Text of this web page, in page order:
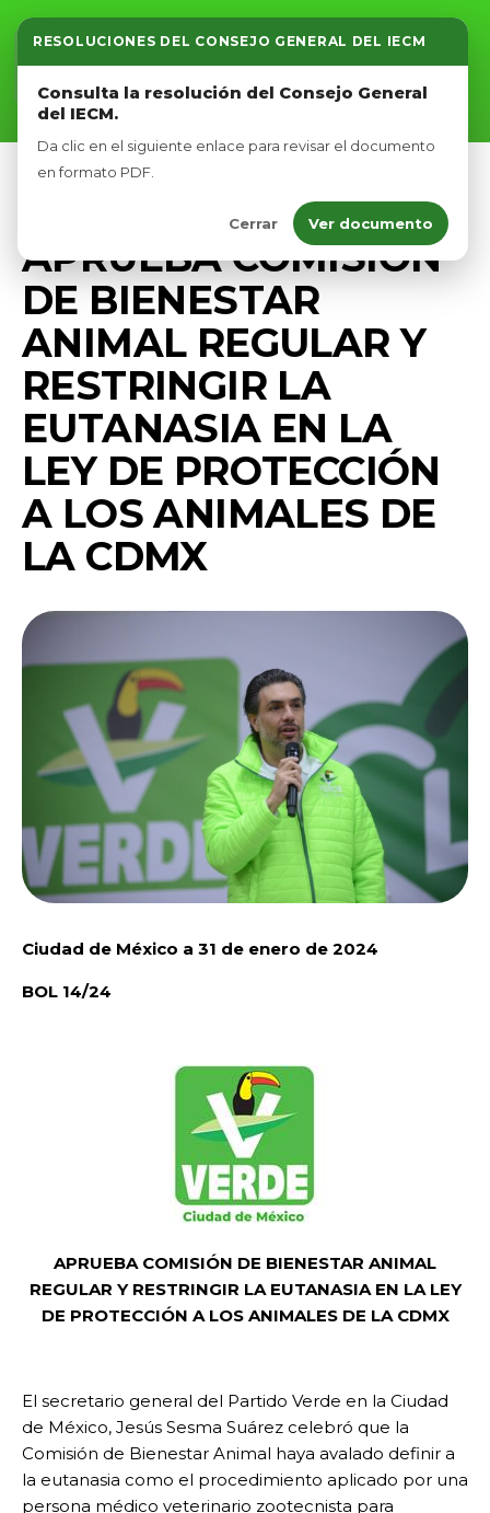
RESOLUCIONES DEL CONSEJO GENERAL DEL IECM
Consulta la resolución del Consejo General
del IECM.
Da clic en el siguiente enlace para revisar el documento
en formato PDF.
Cerrar Ver documento
Inicio
Nosotros
Afíliate
PRENSA
APRUEBA COMISIÓN
DE BIENESTAR
ANIMAL REGULAR Y
RESTRINGIR LA
EUTANASIA EN LA
LEY DE PROTECCIÓN
A LOS ANIMALES DE
LA CDMX
Ciudad de México a 31 de enero de 2024
BOL 14/24
APRUEBA COMISIÓN DE BIENESTAR ANIMAL
REGULAR Y RESTRINGIR LA EUTANASIA EN LA LEY
DE PROTECCIÓN A LOS ANIMALES DE LA CDMX
El secretario general del Partido Verde en la Ciudad
de México, Jesús Sesma Suárez celebró que la
Comisión de Bienestar Animal haya avalado definir a
la eutanasia como el procedimiento aplicado por una
persona médico veterinario zootecnista para